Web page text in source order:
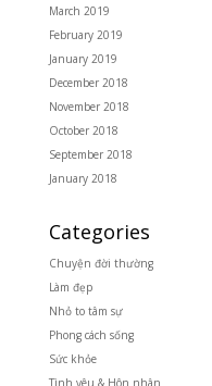
March 2019
February 2019
January 2019
December 2018
November 2018
October 2018
September 2018
January 2018
Categories
Chuyện đời thường
Làm đẹp
Nhỏ to tâm sự
Phong cách sống
Sức khỏe
Tình yêu & Hôn nhân